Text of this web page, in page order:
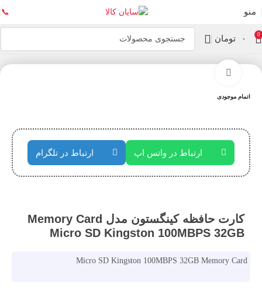
منو 📞
0 ۰ تومان
خانه ذخیره سازها کارت حافظه
اتمام موجودی
ارتباط در واتس اپ ارتباط در تلگرام
کارت حافظه کینگستون مدل Memory Card
Micro SD Kingston 100MBPS 32GB
Micro SD Kingston 100MBPS 32GB Memory Card